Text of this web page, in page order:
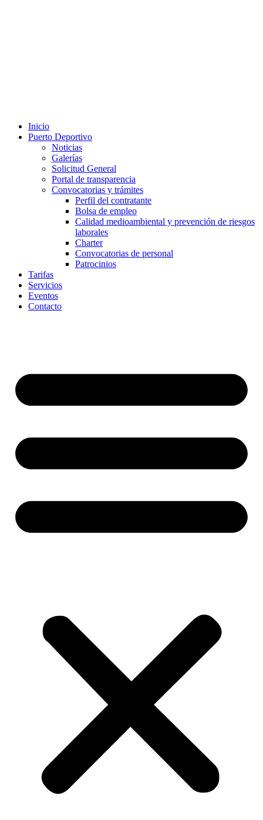
Inicio
Puerto Deportivo
Noticias
Galerías
Solicitud General
Portal de transparencia
Convocatorias y trámites
Perfil del contratante
Bolsa de empleo
Calidad medioambiental y prevención de riesgos
laborales
Charter
Convocatorias de personal
Patrocinios
Tarifas
Servicios
Eventos
Contacto